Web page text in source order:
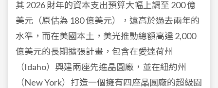
其 2026 財年的資本支出預算大幅上調至 200 億
美元（原估為 180 億美元），遠高於過去兩年的
水準，而在美國本土，美光推動總額高達 2,000
億美元的長期擴張計畫，包含在愛達荷州
（Idaho）興建兩座先進晶圓廠，並在紐約州
（New York）打造一個擁有四座晶圓廠的超級園